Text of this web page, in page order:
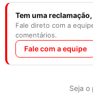
Tem uma
Fale direto com a
comentários.
Fale com a equipe
Seja o